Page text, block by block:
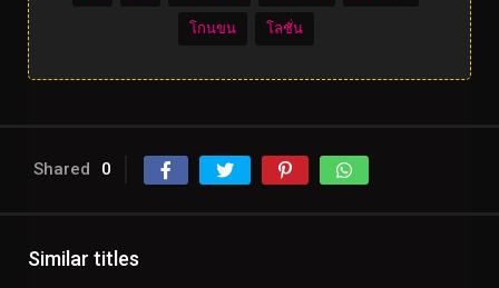
โกนขน โลชั่น
Shared 0
Similar titles